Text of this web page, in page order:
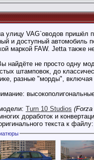
улицу VAG`оводов пришёл
и доступный автомобиль
маркой FAW. Jetta также
найдёте не просто одну
штамповок, до
разные "морды",
Turn 10 Studios
доработок и
текста к